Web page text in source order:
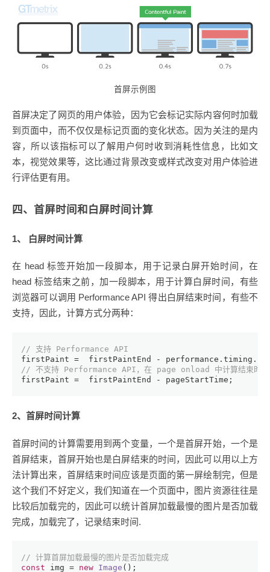
首屏示例图
首屏决定了网页的用户体验，因为它会标记实际内容何时加载
到页面中，而不仅仅是标记页面的变化状态。因为关注的是内
容，所以该指标可以了解用户何时收到消耗性信息，比如文
本，视觉效果等，这比通过背景改变或样式改变对用户体验进
行评估更有用。
四、首屏时间和白屏时间计算
1、 白屏时间计算
在 head 标签开始加一段脚本，用于记录白屏开始时间，在
head 标签结束之前，加一段脚本，用于计算白屏时间，有些
浏览器可以调用 Performance API 得出白屏结束时间，有些不
支持，因此，计算方式分两种：
// 支持 Performance API
firstPaint =  firstPaintEnd - performance. timing .
// 不支持 Performance API，在 page onload 中计算结束时
firstPaint =  firstPaintEnd - pageStartTime;
2、首屏时间计算
首屏时间的计算需要用到两个变量，一个是首屏开始，一个是
首屏结束，首屏开始也是白屏结束的时间，因此可以用以上方
法计算出来，首屏结束时间应该是页面的第一屏绘制完，但是
这个我们不好定义，我们知道在一个页面中，图片资源往往是
比较后加载完的，因此可以统计首屏加载最慢的图片是否加载
完成，加载完了，记录结束时间.
// 计算首屏加载最慢的图片是否加载完成
const img = new Image ();